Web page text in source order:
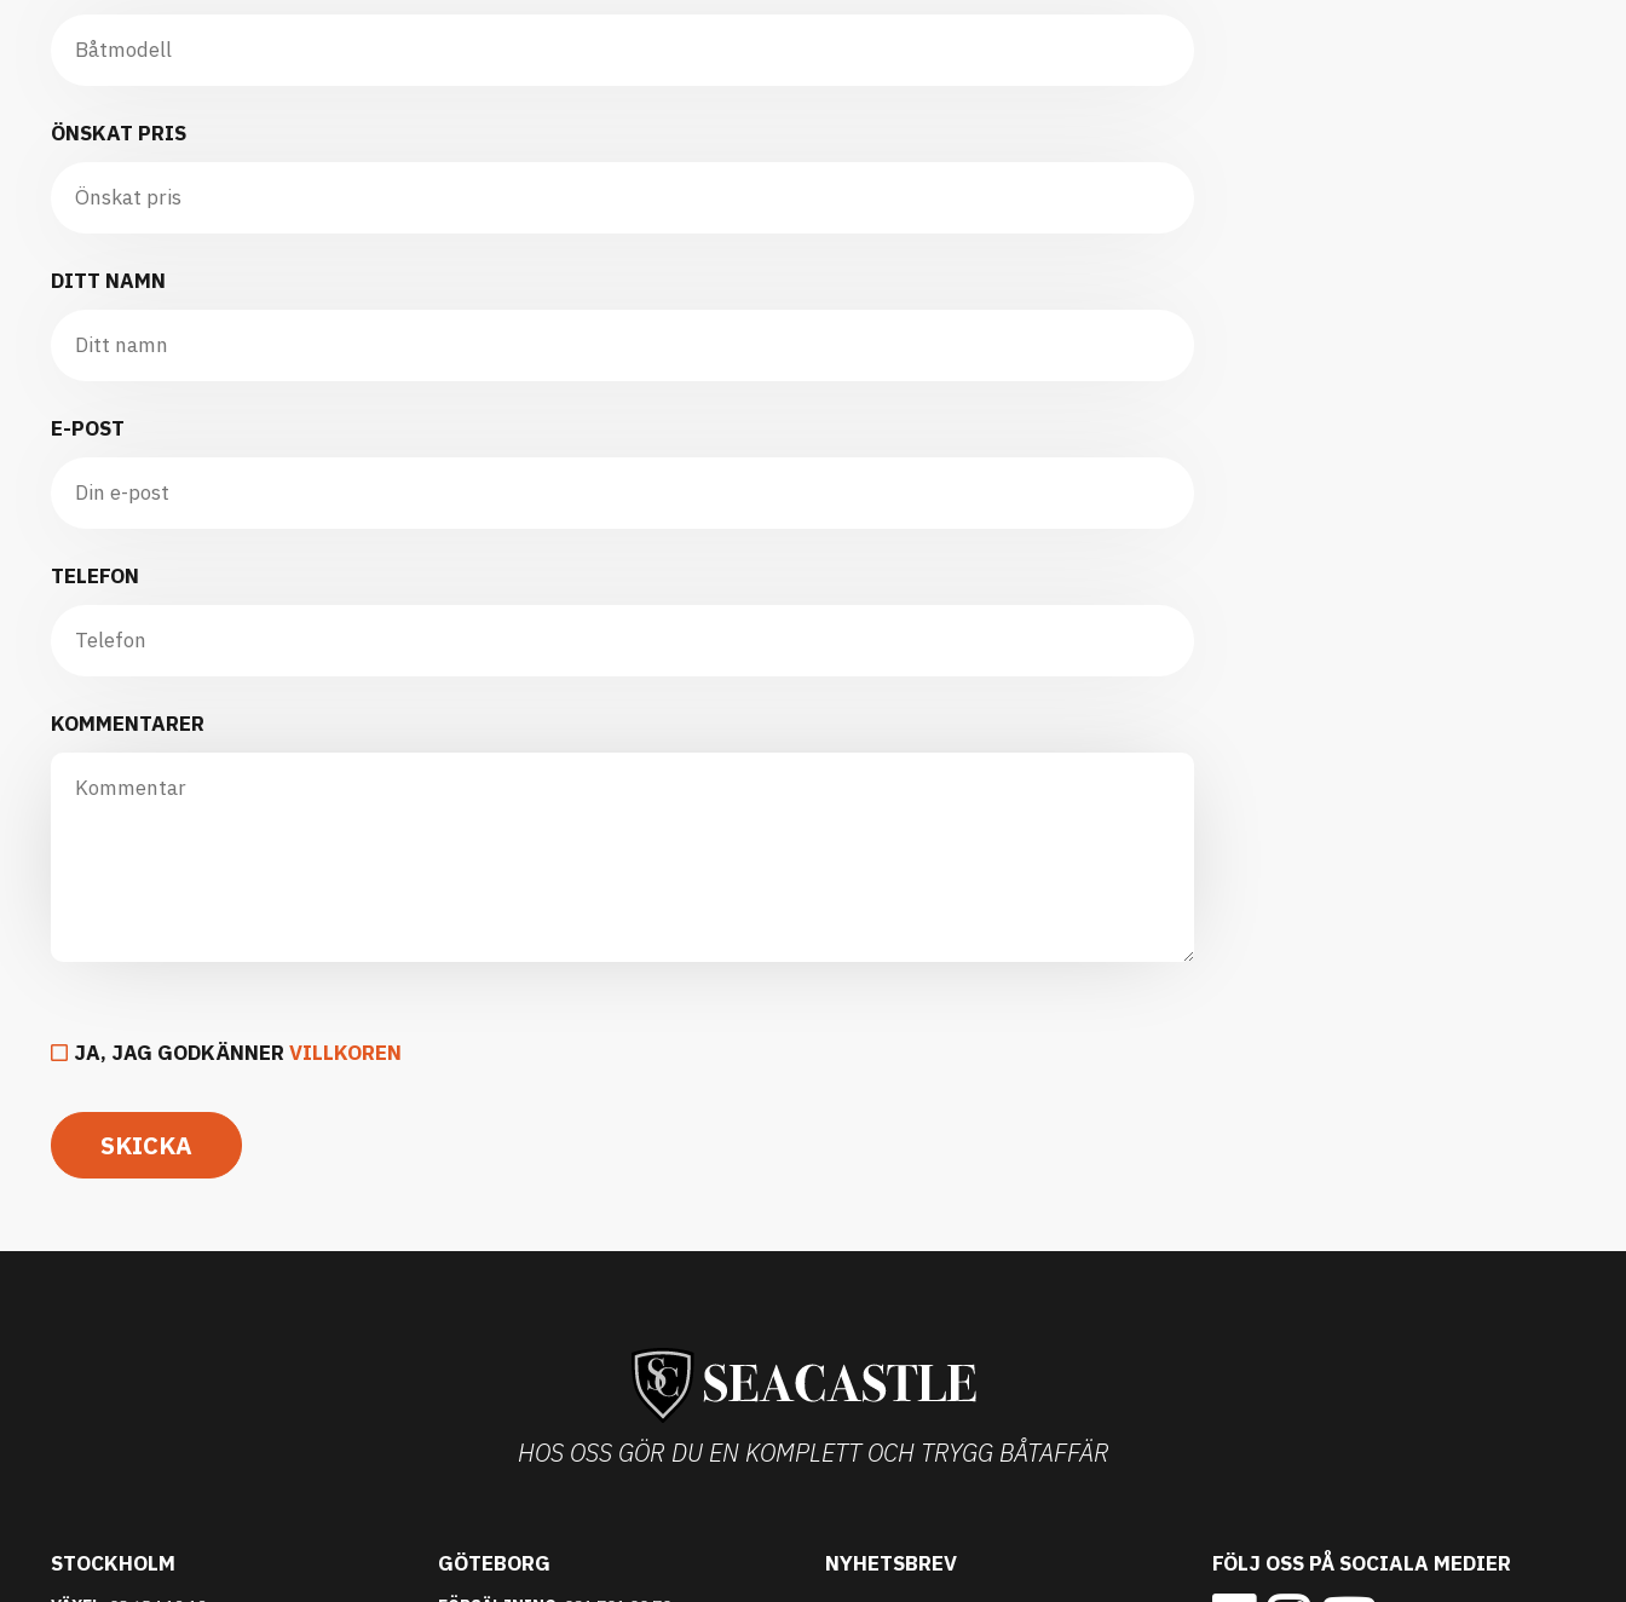
ÖNSKAT PRIS
DITT NAMN
E-POST
TELEFON
KOMMENTARER
JA, JAG GODKÄNNER VILLKOREN
SKICKA
HOS OSS GÖR DU EN KOMPLETT OCH TRYGG BÅTAFFÄR
STOCKHOLM GÖTEBORG NYHETSBREV FÖLJ OSS PÅ SOCIALA MEDIER